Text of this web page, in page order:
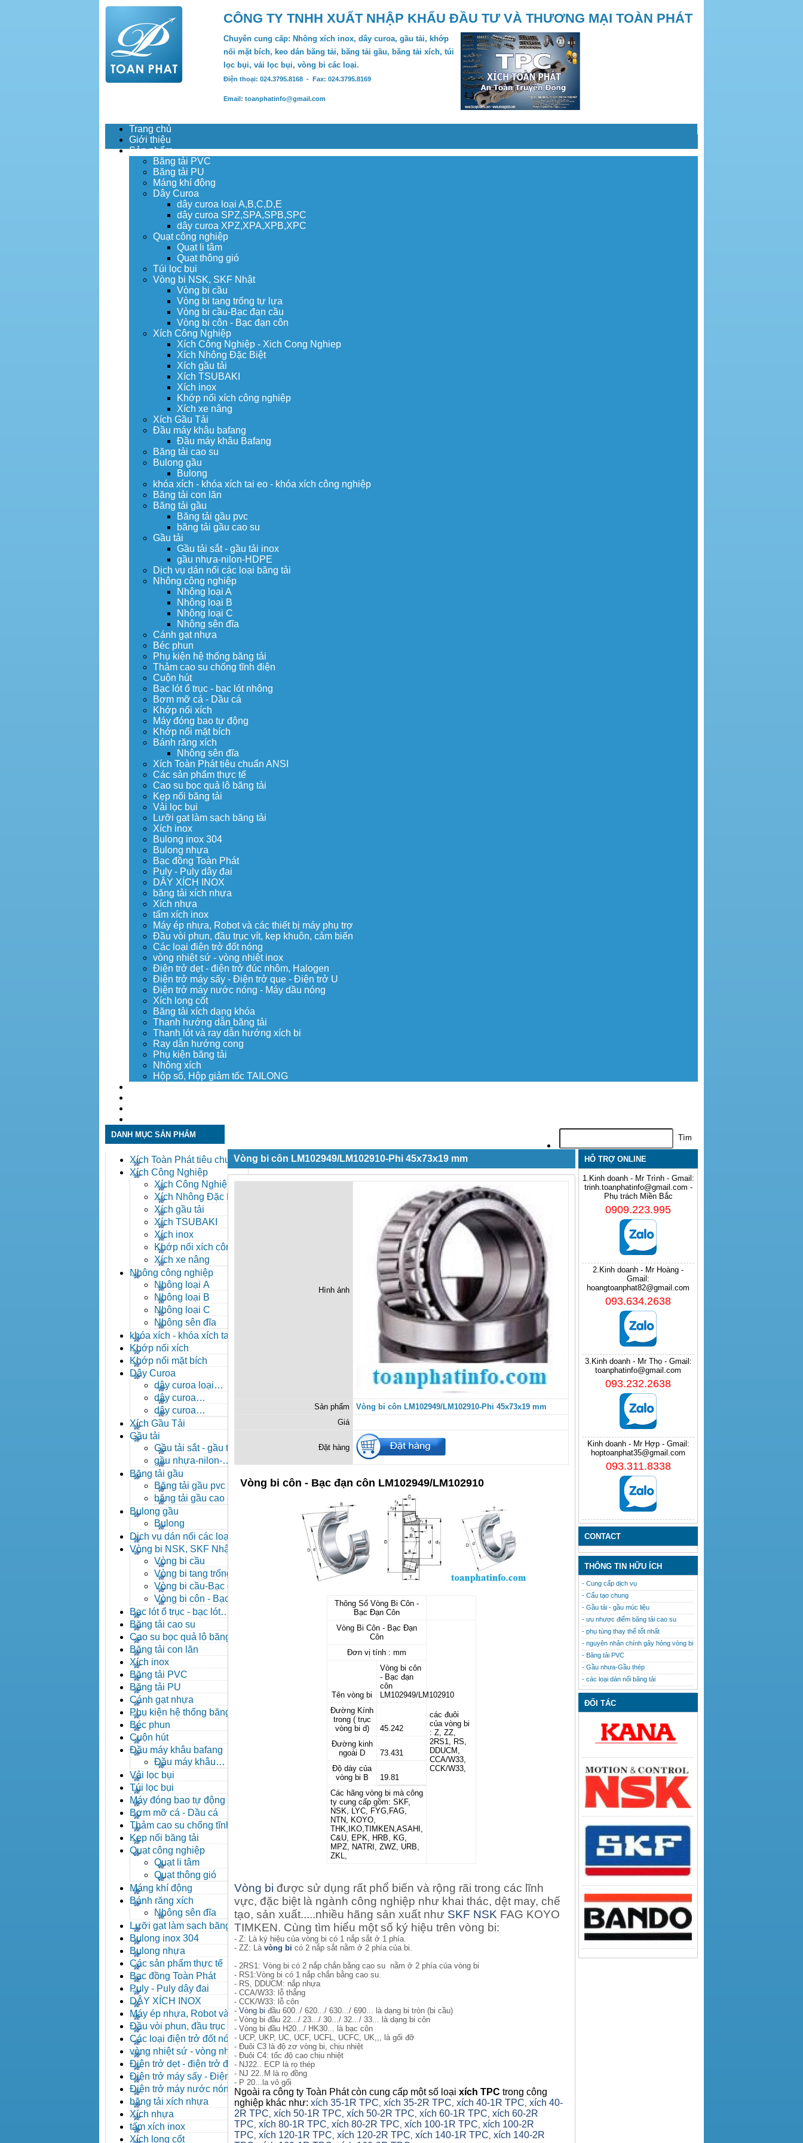
CÔNG TY TNHH XUẤT NHẬP KHẨU ĐẦU TƯ VÀ THƯƠNG MẠI TOÀN PHÁT
Chuyên cung cấp: Nhông xích inox, dây curoa, gầu tải, khớp
nối mặt bích, keo dán băng tải, băng tải gầu, băng tải xích, túi
lọc bụi, vải lọc bụi, vòng bi các loại.
Điện thoại: 024.3795.8168 - Fax: 024.3795.8169
Email: toanphatinfo@gmail.com
Trang chủ
Giới thiệu
Sản phẩm
Băng tải PVC
Băng tải PU
Máng khí động
Dây Curoa
dây curoa loại A,B,C,D,E
dây curoa SPZ,SPA,SPB,SPC
dây curoa XPZ,XPA,XPB,XPC
Quạt công nghiệp
Quạt li tâm
Quạt thông gió
Túi lọc bụi
Vòng bi NSK, SKF Nhật
Vòng bi cầu
Vòng bi tang trống tự lựa
Vòng bi cầu-Bạc đạn cầu
Vòng bi côn - Bạc đạn côn
Xích Công Nghiệp
Xích Công Nghiệp - Xich Cong Nghiep
Xích Nhông Đặc Biệt
Xích gầu tải
Xích TSUBAKI
Xích inox
Khớp nối xích công nghiệp
Xích xe nâng
Xích Gầu Tải
Đầu máy khâu bafang
Đầu máy khâu Bafang
Băng tải cao su
Bulong gầu
Bulong
khóa xích - khóa xích tai eo - khóa xích công nghiệp
Băng tải con lăn
Băng tải gầu
Băng tải gầu pvc
băng tải gầu cao su
Gầu tải
Gầu tải sắt - gầu tải inox
gầu nhựa-nilon-HDPE
Dịch vụ dán nối các loại băng tải
Nhông công nghiệp
Nhông loại A
Nhông loại B
Nhông loại C
Nhông sên đĩa
Cánh gạt nhựa
Béc phun
Phụ kiện hệ thống băng tải
Thảm cao su chống tĩnh điện
Cuộn hút
Bạc lót ổ trục - bạc lót nhông
Bơm mỡ cá - Dầu cá
Khớp nối xích
Máy đóng bao tự động
Khớp nối mặt bích
Bánh răng xích
Nhông sên đĩa
Xích Toàn Phát tiêu chuẩn ANSI
Các sản phẩm thực tế
Cao su bọc quả lô băng tải
Kẹp nối băng tải
Vải lọc bụi
Lưỡi gạt làm sạch băng tải
Xích inox
Bulong inox 304
Bulong nhựa
Bạc đồng Toàn Phát
Puly - Puly dây đai
DÂY XÍCH INOX
băng tải xích nhựa
Xích nhựa
tấm xích inox
Máy ép nhựa, Robot và các thiết bị máy phụ trợ
Đầu vòi phun, đầu trục vít, kẹp khuôn, cảm biến
Các loại điện trở đốt nóng
vòng nhiệt sứ - vòng nhiệt inox
Điện trở dẹt - điện trở đúc nhôm, Halogen
Điện trở máy sấy - Điện trở que - Điện trở U
Điện trở máy nước nóng - Máy dầu nóng
Xích long cốt
Băng tải xích dạng khóa
Thanh hướng dẫn băng tải
Thanh lót và ray dẫn hướng xích bi
Ray dẫn hướng cong
Phụ kiện băng tải
Nhông xích
Hộp số, Hộp giảm tốc TAILONG
DANH MỤC SẢN PHẨM
Xích Toàn Phát tiêu chuẩn
ANSI
Xích Công Nghiệp
Xích Công Nghiệp -
Xich Cong Nghiep
Xích Nhông Đặc Biệt
Xích gầu tải
Xích TSUBAKI
Xích inox
Khớp nối xích công
nghiệp
Xích xe nâng
Nhông công nghiệp
Nhông loại A
Nhông loại B
Nhông loại C
Nhông sên đĩa
khóa xích - khóa xích tai eo
- khóa xích công nghiệp
Khớp nối xích
Khớp nối mặt bích
Dây Curoa
dây curoa loại
A,B,C,D,E
dây curoa
SPZ,SPA,SPB,SPC
dây curoa
XPZ,XPA,XPB,XPC
Xích Gầu Tải
Gầu tải
Gầu tải sắt - gầu tải
inox
gầu nhựa-nilon-
HDPE
Băng tải gầu
Băng tải gầu pvc
băng tải gầu cao su
Bulong gầu
Bulong
Dịch vụ dán nối các loại
băng tải
Vòng bi NSK, SKF Nhật
Vòng bi cầu
Vòng bi tang trống tự
lựa
Vòng bi cầu-Bạc đạn
cầu
Vòng bi côn - Bạc
đạn côn
Bạc lót ổ trục - bạc lót
nhông
Băng tải cao su
Cao su bọc quả lô băng tải
Băng tải con lăn
Xích inox
Băng tải PVC
Băng tải PU
Cánh gạt nhựa
Phụ kiện hệ thống băng tải
Béc phun
Cuộn hút
Đầu máy khâu bafang
Đầu máy khâu
Bafang
Vải lọc bụi
Túi lọc bụi
Máy đóng bao tự động
Bơm mỡ cá - Dầu cá
Thảm cao su chống tĩnh
điện
Kẹp nối băng tải
Quạt công nghiệp
Quạt li tâm
Quạt thông gió
Máng khí động
Bánh răng xích
Nhông sên đĩa
Lưỡi gạt làm sạch băng tải
Bulong inox 304
Bulong nhựa
Các sản phẩm thực tế
Bạc đồng Toàn Phát
Puly - Puly dây đai
DÂY XÍCH INOX
Máy ép nhựa, Robot và các
thiết bị máy phụ trợ
Đầu vòi phun, đầu trục vít,
kẹp khuôn, cảm biến
Các loại điện trở đốt nóng
vòng nhiệt sứ - vòng nhiệt
inox
Điện trở dẹt - điện trở đúc
nhôm, Halogen
Điện trở máy sấy - Điện trở
que - Điện trở U
Điện trở máy nước nóng -
Máy dầu nóng
băng tải xích nhựa
Xích nhựa
tấm xích inox
Xích long cốt
Vòng bi côn LM102949/LM102910-Phi 45x73x19 mm
Hình ảnh
Sản phẩm
Vòng bi côn LM102949/LM102910-Phi 45x73x19 mm
Giá
Đặt hàng
Vòng bi côn - Bạc đạn côn LM102949/LM102910
Thông Số Vòng Bi Côn -
Bạc Đạn Côn
Vòng Bi Côn - Bạc Đạn
Côn
các đuôi
của vòng bi
: Z, ZZ,
2RS1, RS,
DDUCM,
CCA/W33,
CCK/W33,
Đơn vị tính : mm
Tên vòng bi
Vòng bi côn
- Bạc đạn
côn
LM102949/LM102910
Đường Kính
trong ( trục
vòng bi d)
45.242
Đường kinh
ngoài D
73.431
Độ dày của
vòng bi B
19.81
Các hãng vòng bi mà công
ty cung cấp gồm: SKF,
NSK, LYC, FYG,FAG,
NTN, KOYO,
THK,IKO,TIMKEN,ASAHI,
C&U, EPK, HRB, KG,
MPZ, NATRI, ZWZ, URB,
ZKL,
Vòng bi được sử dụng rất phổ biến và rộng rãi trong các lĩnh
vực, đặc biệt là ngành công nghiệp như khai thác, dệt may, chế
tạo, sản xuất.....nhiều hãng sản xuất như SKF NSK FAG KOYO
TIMKEN. Cùng tìm hiểu một số ký hiệu trên vòng bi:
- Z: Là ký hiệu của vòng bi có 1 nắp sắt ở 1 phía.
- ZZ: Là vòng bi có 2 nắp sắt nằm ở 2 phía của bi.
- 2RS1: Vòng bi có 2 nắp chắn bằng cao su nằm ở 2 phía của vòng bi
- RS1:Vòng bi có 1 nắp chắn bằng cao su.
- RS, DDUCM: nắp nhựa
- CCA/W33: lỗ thẳng
- CCK/W33: lỗ côn
- Vòng bi đầu 600../ 620.../ 630.../ 690... là dạng bi tròn (bi cầu)
- Vòng bi đầu 22.../ 23.../ 30.../ 32.../ 33... là dạng bi côn
- Vòng bi đầu H20.../ HK30... là bạc côn
- UCP, UKP, UC, UCF, UCFL, UCFC, UK,,, là gối đỡ
- Đuôi C3 là độ zơ vòng bi, chịu nhiệt
- Đuôi C4: tốc độ cao chịu nhiệt
- NJ22.. ECP là rọ thép
- NJ 22..M là rọ đồng
- P 20...la vỏ gối
Ngoài ra công ty Toàn Phát còn cung cấp một số loại xích TPC trong công
nghiệp khác như: xích 35-1R TPC, xích 35-2R TPC, xích 40-1R TPC, xích 40-
2R TPC, xích 50-1R TPC, xích 50-2R TPC, xích 60-1R TPC, xích 60-2R
TPC, xích 80-1R TPC, xích 80-2R TPC, xích 100-1R TPC, xích 100-2R
TPC, xích 120-1R TPC, xích 120-2R TPC, xích 140-1R TPC, xích 140-2R
HỖ TRỢ ONLINE
1.Kinh doanh - Mr Trình - Gmail:
trinh.toanphatinfo@gmail.com -
Phụ trách Miền Bắc
0909.223.995
2.Kinh doanh - Mr Hoàng -
Gmail:
hoangtoanphat82@gmail.com
093.634.2638
3.Kinh doanh - Mr Thọ - Gmail:
toanphatinfo@gmail.com
093.232.2638
Kinh doanh - Mr Hợp - Gmail:
hoptoanphat35@gmail.com
093.311.8338
CONTACT
THÔNG TIN HỮU ÍCH
- Cung cấp dịch vụ
- Cấu tạo chung
- Gầu tải - gầu múc liệu
- ưu nhược điểm băng tải cao su
- phụ tùng thay thế tốt nhất
- nguyên nhân chính gây hỏng vòng bi
- Băng tải PVC
- Gầu nhưa-Gầu thép
- các loại dán nối băng tải
ĐỐI TÁC